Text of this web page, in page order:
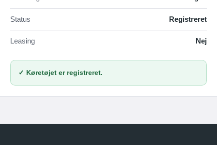
Status Registreret
Leasing Nej
✓ Køretøjet er registreret.